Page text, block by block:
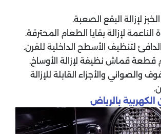
لإزالة البقع الصعبة.
الناعمة لإزالة بقايا الطعام المحترقة.
لتنظيف الأسطح الداخلية للفرن.
قطعة قماش نظيفة لإزالة الأوساخ.
والصواني والأجزاء القابلة للإزالة
الكهربية بالرياض